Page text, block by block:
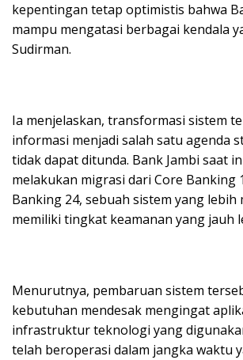
kepentingan tetap optimistis bahwa
mampu mengatasi berbagai kendala
Sudirman.
Ia menjelaskan, transformasi sistem
informasi menjadi salah satu agenda
tidak dapat ditunda. Bank Jambi saat
melakukan migrasi dari Core Banking
Banking 24, sebuah sistem yang lebih
memiliki tingkat keamanan yang jauh
Menurutnya, pembaruan sistem
kebutuhan mendesak mengingat
infrastruktur teknologi yang
telah beroperasi dalam jangka waktu